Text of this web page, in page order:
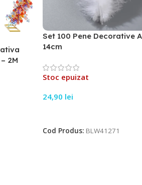
2M
Set 100 Pene Decorative
14cm
Stoc epuizat
24,90 lei
Cod Produs: BLW41271